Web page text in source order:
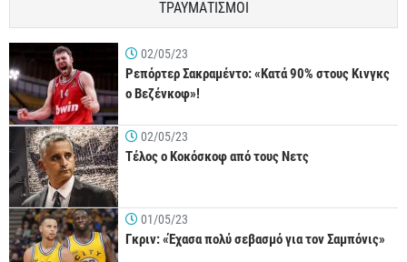
ΤΡΑΥΜΑΤΙΣΜΟΙ
02/05/23
Ρεπόρτερ Σακραμέντο: «Κατά 90% στους Κινγκς
ο Βεζένκοφ»!
02/05/23
Τέλος ο Κοκόσκοφ από τους Νετς
01/05/23
Γκριν: «Έχασα πολύ σεβασμό για τον Σαμπόνις»